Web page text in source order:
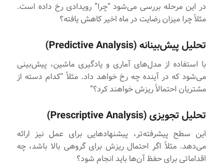
در این مرحله بررسی می‌شود “چرا” رویدادی رخ داده است.
مثلاً چرا میزان رضایت در ماه اخیر کاهش یافته؟
تحلیل پیش‌بینانه (Predictive Analysis)
با استفاده از مدل‌های آماری و یادگیری ماشین، پیش‌بینی
می‌شود که در آینده چه رخ خواهد داد. مثلاً “کدام دسته از
مشتریان احتمالاً ریزش خواهند کرد؟”
تحلیل تجویزی (Prescriptive Analysis)
این سطح پیشرفته‌تر، پیشنهادهایی برای عمل نیز ارائه
می‌دهد. مثلاً اگر احتمال ریزش برای گروهی بالا باشد، چه
اقداماتی برای حفظ آن‌ها باید انجام شود؟